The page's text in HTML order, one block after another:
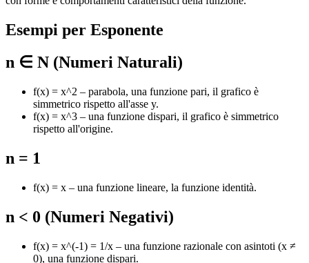
Esempi per Esponente
n ∈ N (Numeri Naturali)
f(x) = x^2 – parabola, una funzione pari, il grafico è
simmetrico rispetto all'asse y.
f(x) = x^3 – una funzione dispari, il grafico è simmetrico
rispetto all'origine.
n = 1
f(x) = x – una funzione lineare, la funzione identità.
n < 0 (Numeri Negativi)
f(x) = x^(-1) = 1/x – una funzione razionale con asintoti (x ≠
0), una funzione dispari.